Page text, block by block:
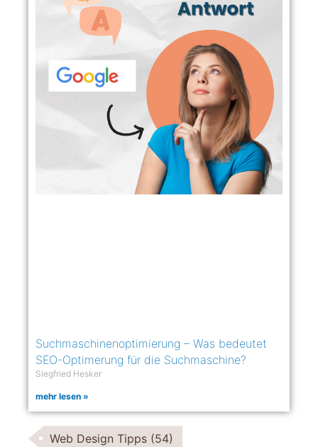
Suchmaschinenoptimierung – Was bedeutet
SEO-Optimerung für die Suchmaschine?
Siegfried Hesker
mehr lesen »
Web Design Tipps (54)